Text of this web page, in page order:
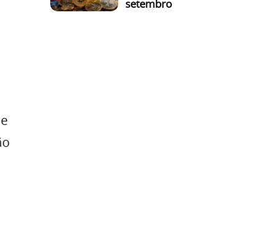
setembro